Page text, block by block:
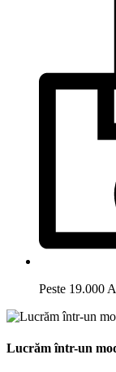
Peste 19.000
Lucrăm într-un